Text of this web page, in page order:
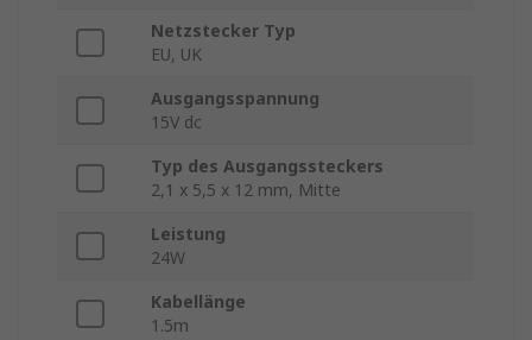
Netzstecker Typ
EU, UK
Ausgangsspannung
15V dc
Typ des Ausgangssteckers
2,1 x 5,5 x 12 mm, Mitte
Leistung
24W
Kabellänge
1.5m